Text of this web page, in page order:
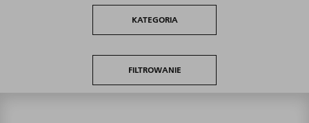
KATEGORIA
FILTROWANIE